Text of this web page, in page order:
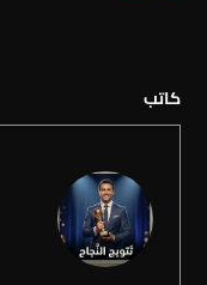
كاتب